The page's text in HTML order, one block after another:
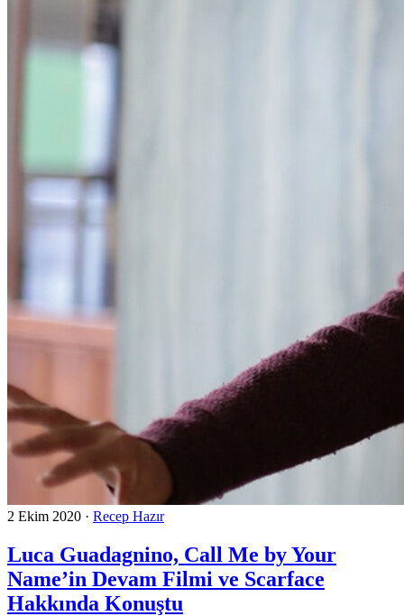
2 Ekim 2020 · Recep Hazır
Luca Guadagnino, Call Me by Your
Name’in Devam Filmi ve Scarface
Hakkında Konuştu